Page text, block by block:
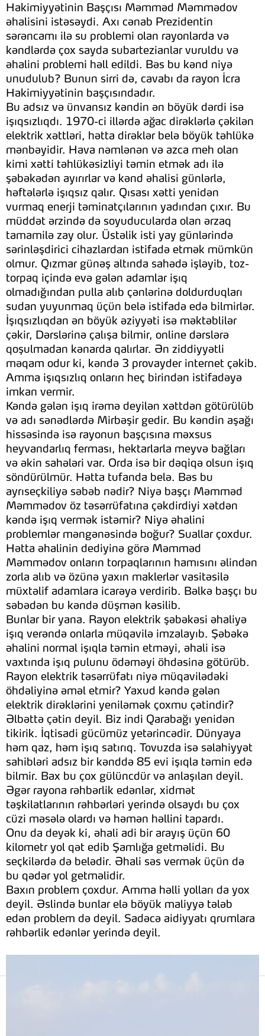
Hakimiyyətinin Başçısı Məmməd Məmmədov
əhalisini istəsəydi. Axı cənab Prezidentin
sərəncamı ilə su problemi olan rayonlarda və
kəndlərdə çox sayda subartezianlar vuruldu və
əhalini problemi həll edildi. Bəs bu kənd niyə
unudulub? Bunun sirri də, cavabı da rayon İcra
Hakimiyyətinin başçısındadır.
Bu adsız və ünvansız kəndin ən böyük dərdi isə
işıqsızlıqdı. 1970-ci illərdə ağac dirəklərlə çəkilən
elektrik xəttləri, hətta dirəklər belə böyük təhlükə
mənbəyidir. Hava nəmlənən və azca meh olan
kimi xətti təhlükəsizliyi təmin etmək adı ilə
şəbəkədən ayırırlar və kənd əhalisi günlərlə,
həftələrlə işıqsız qalır. Qısası xətti yenidən
vurmaq enerji təminatçılarının yadından çıxır. Bu
müddət ərzində də soyuducularda olan ərzaq
tamamilə zay olur. Üstəlik isti yay günlərində
sərinləşdirici cihazlardan istifadə etmək mümkün
olmur. Qızmar günəş altında sahədə işləyib, toz-
torpaq içində evə gələn adamlar işıq
olmadığından pulla alıb çənlərinə doldurduqları
sudan yuyunmaq üçün belə istifadə edə bilmirlər.
İşıqsızlıqdan ən böyük əziyyəti isə məktəblilər
çəkir, Dərslərinə çalışa bilmir, online dərslərə
qoşulmadan kənarda qalırlar. Ən ziddiyyətli
məqam odur ki, kəndə 3 provayder internet çəkib.
Amma işıqsızlıq onların heç birindən istifadəyə
imkan vermir.
Kəndə gələn işıq irəmə deyilən xəttdən götürülüb
və adı sənədlərdə Mirbəşir gedir. Bu kəndin aşağı
hissəsində isə rayonun başçısına məxsus
heyvandarlıq ferması, hektarlarla meyvə bağları
və əkin sahələri var. Orda isə bir dəqiqə olsun işıq
söndürülmür. Hətta tufanda belə. Bəs bu
ayrıseçkiliyə səbəb nədir? Niyə başçı Məmməd
Məmmədov öz təsərrüfatına çəkdirdiyi xətdən
kəndə işıq vermək istəmir? Niyə əhalini
problemlər məngənəsində boğur? Suallar çoxdur.
Hətta əhalinin dediyinə görə Məmməd
Məmmədov onların torpaqlarının hamısını əlindən
zorla alıb və özünə yaxın maklerlər vasitəsilə
müxtəlif adamlara icarəyə verdirib. Bəlkə başçı bu
səbədən bu kəndə düşmən kəsilib.
Bunlar bir yana. Rayon elektrik şəbəkəsi əhaliyə
işıq verəndə onlarla müqavilə imzalayıb. Şəbəkə
əhalini normal işıqla təmin etməyi, əhali isə
vaxtında işıq pulunu ödəməyi öhdəsinə götürüb.
Rayon elektrik təsərrüfatı niyə müqavilədəki
öhdəliyinə əməl etmir? Yaxud kəndə gələn
elektrik dirəklərini yeniləmək çoxmu çətindir?
Əlbəttə çətin deyil. Biz indi Qarabağı yenidən
tikirik. İqtisadi gücümüz yetərincədir. Dünyaya
həm qaz, həm işıq satırıq. Tovuzda isə səlahiyyət
sahibləri adsız bir kənddə 85 evi işıqla təmin edə
bilmir. Bax bu çox gülüncdür və anlaşılan deyil.
Əgər rayona rəhbərlik edənlər, xidmət
təşkilatlarının rəhbərləri yerində olsaydı bu çox
cüzi məsələ olardı və həmən həllini tapardı.
Onu da deyək ki, əhali adi bir arayış üçün 60
kilometr yol qət edib Şamlığa getməlidi. Bu
seçkilərdə də belədir. Əhali səs vermək üçün də
bu qədər yol getməlidir.
Baxın problem çoxdur. Amma həlli yolları da yox
deyil. Əslində bunlar elə böyük maliyyə tələb
edən problem də deyil. Sadəcə aidiyyatı qrumlara
rəhbərlik edənlər yerində deyil.